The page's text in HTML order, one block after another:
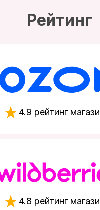
Рейтинг
4.8 рейтинг
4.9 рейтинг